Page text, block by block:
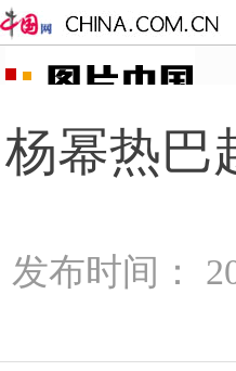
杨幂热巴
发布时间：